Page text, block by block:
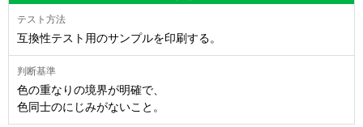
互換性テスト用のサンプルを印刷する。
色の重なりの境界が明確で、
色同士のにじみがないこと。